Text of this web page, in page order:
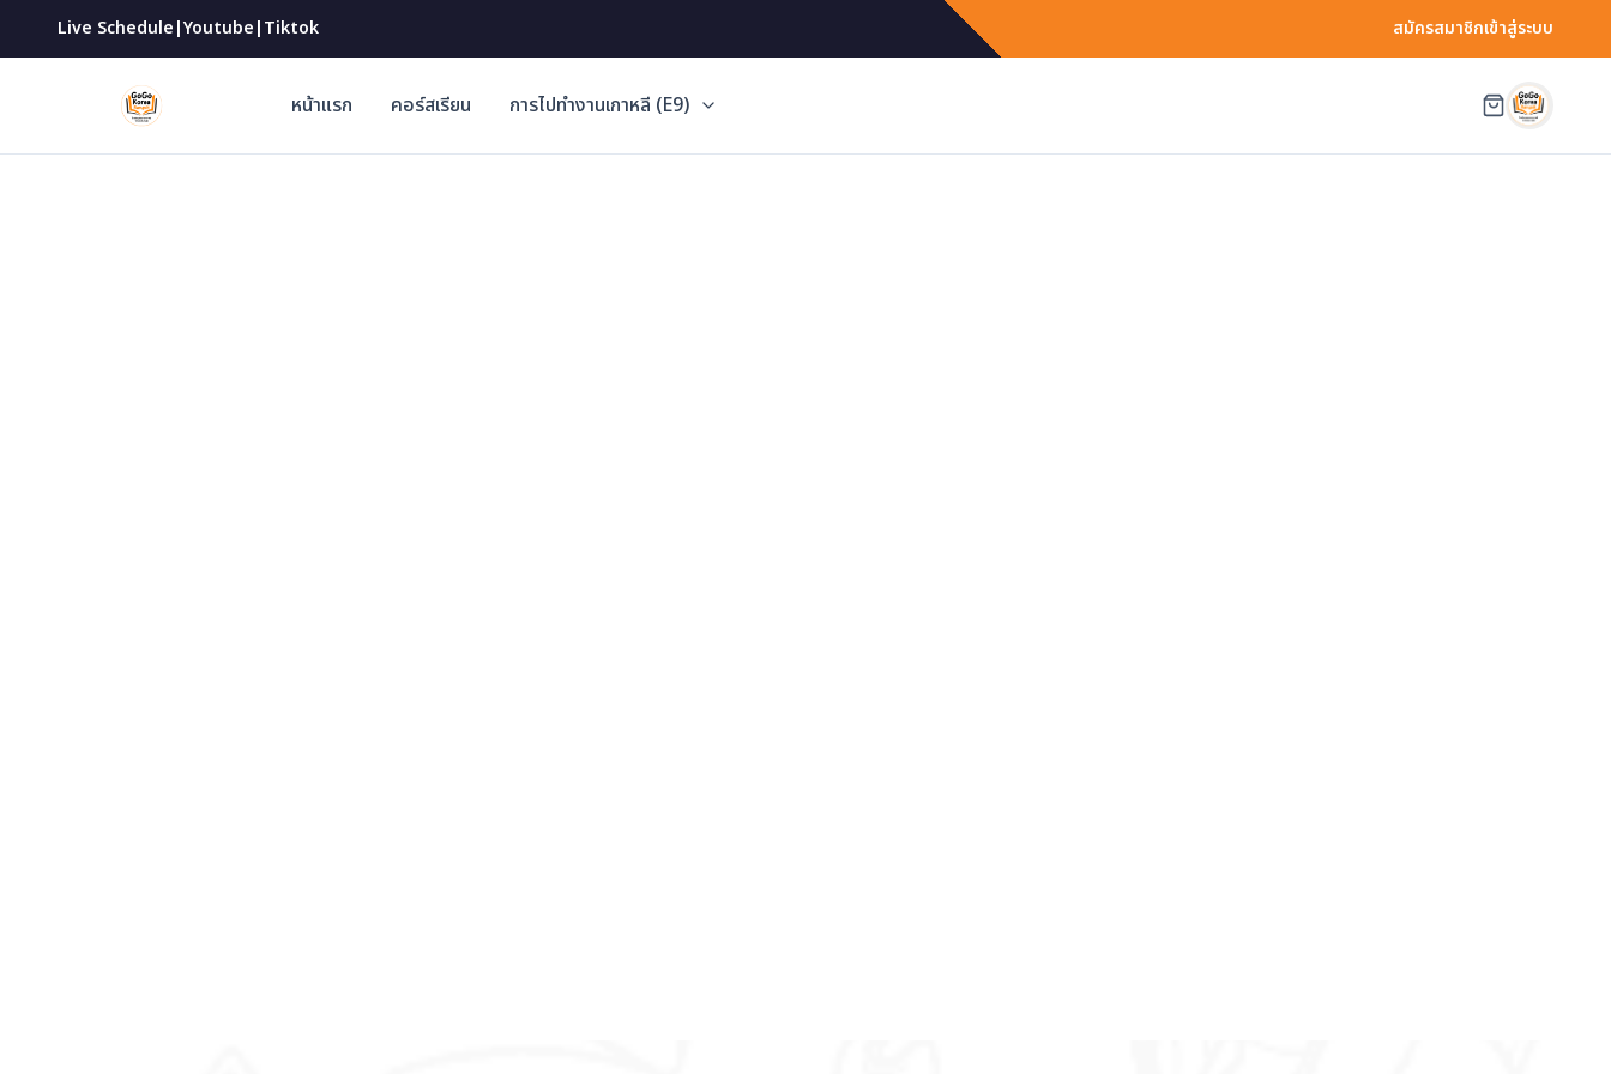
Live Schedule|Youtube|Tiktok สมัครสมาชิกเข้าสู่ระบบ
หน้าแรก คอร์สเรียน การไปทำงานเกาหลี (E9)